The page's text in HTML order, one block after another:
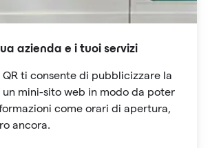
azienda e i tuoi servizi
ti consente di pubblicizzare la
un mini-sito web in modo da poter
come orari di apertura,
ancora.